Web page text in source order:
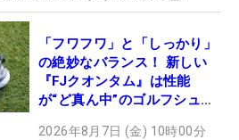
「フワフワ」と「しっかり」
の絶妙なバランス！ 新しい
『FJクオンタム』は性能
が“ど真ん中”のゴルフシュー
2026年8月7日 (金) 10時00分